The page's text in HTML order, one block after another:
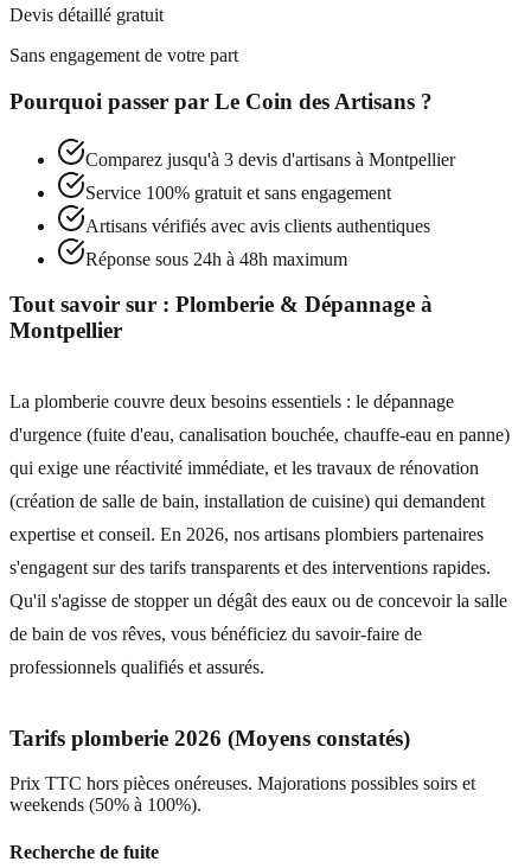
Devis détaillé gratuit
Sans engagement de votre part
Pourquoi passer par Le Coin des Artisans ?
Comparez jusqu'à 3 devis d'artisans à Montpellier
Service 100% gratuit et sans engagement
Artisans vérifiés avec avis clients authentiques
Réponse sous 24h à 48h maximum
Tout savoir sur : Plomberie & Dépannage à
Montpellier
La plomberie couvre deux besoins essentiels : le dépannage
d'urgence (fuite d'eau, canalisation bouchée, chauffe-eau en panne)
qui exige une réactivité immédiate, et les travaux de rénovation
(création de salle de bain, installation de cuisine) qui demandent
expertise et conseil. En 2026, nos artisans plombiers partenaires
s'engagent sur des tarifs transparents et des interventions rapides.
Qu'il s'agisse de stopper un dégât des eaux ou de concevoir la salle
de bain de vos rêves, vous bénéficiez du savoir-faire de
professionnels qualifiés et assurés.
Tarifs plomberie 2026 (Moyens constatés)
Prix TTC hors pièces onéreuses. Majorations possibles soirs et
weekends (50% à 100%).
Recherche de fuite